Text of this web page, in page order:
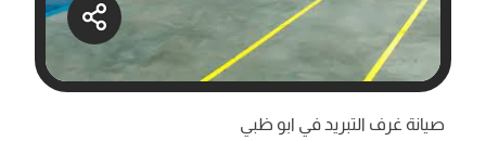
صيانة غرف التبريد في ابو ظبي